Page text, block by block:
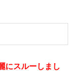
にスルーしまし